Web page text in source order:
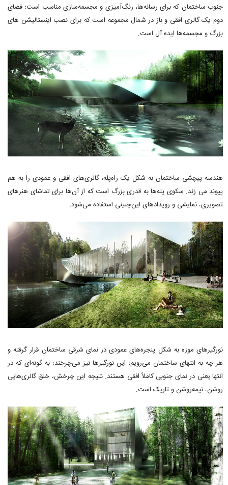
جنوب ساختمان که برای رسانه‌ها، رنگ‌آمیزی و مجسمه‌سازی مناسب است؛ فضای
دوم یک گالری افقی و باز در شمال مجموعه است که برای نصب اینستالیشن های
بزرگ و مجسمه‌ها ایده آل است.
هندسه پیچشی ساختمان به شکل یک راه‌پله، گالری‌های افقی و عمودی را به هم
پیوند می زند. سکوی پله‌ها به قدری بزرگ است که از آن‌ها برای تماشای هنرهای
تصویری، نمایشی و رویدادهای این‌چنینی استفاده می‌شود.
نورگیرهای موزه به شکل پنجره‌های عمودی در نمای شرقی ساختمان قرار گرفته و
هر چه به انتهای ساختمان می‌رویم؛ این نورگیرها نیز می‌چرخند؛ به گونه‌ای که در
انتها یعنی در نمای جنوبی کاملاً افقی هستند. نتیجه این چرخش، خلق گالری‌هایی
روشن، نیمه‌روشن و تاریک است.